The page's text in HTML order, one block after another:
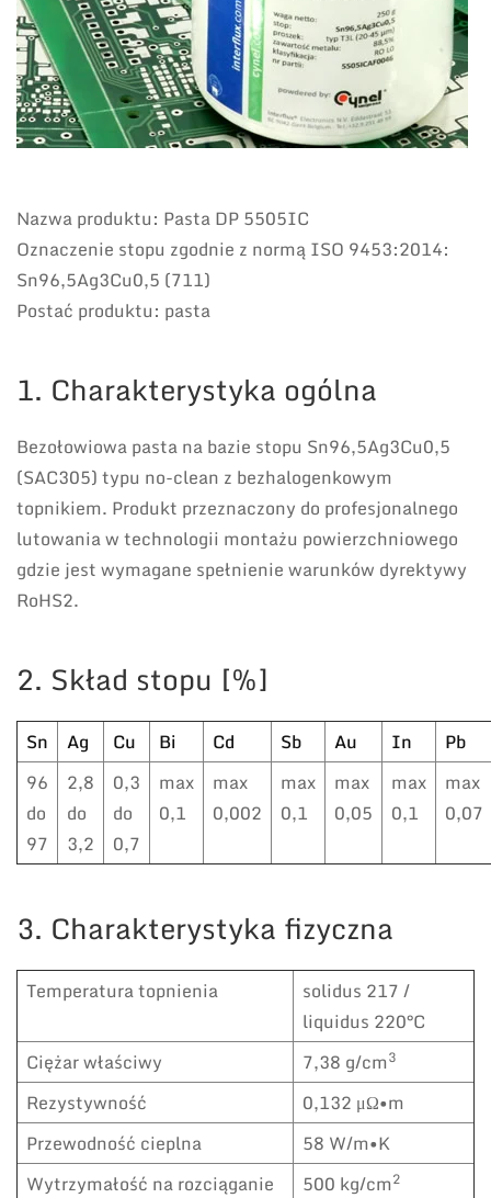
Nazwa produktu: Pasta DP 5505IC
Oznaczenie stopu zgodnie z normą ISO 9453:2014:
Sn96,5Ag3Cu0,5 (711)
Postać produktu: pasta
1. Charakterystyka ogólna
Bezołowiowa pasta na bazie stopu Sn96,5Ag3Cu0,5
(SAC305) typu no-clean z bezhalogenkowym
topnikiem. Produkt przeznaczony do profesjonalnego
lutowania w technologii montażu powierzchniowego
gdzie jest wymagane spełnienie warunków dyrektywy
RoHS2.
2. Skład stopu [%]
Sn Ag Cu Bi Cd Sb Au In
Pb
96
do
97
2,8
do
3,2
0,3
do
0,7
max
0,1
max
0,002
max
0,1
max
0,05
max
0,1
max
0,07
3. Charakterystyka fizyczna
Temperatura topnienia
solidus 217 /
liquidus 220°C
Ciężar właściwy
7,38 g/cm3
Rezystywność
0,132 μΩ•m
Przewodność cieplna
58 W/m•K
Wytrzymałość na rozciąganie
500 kg/cm2